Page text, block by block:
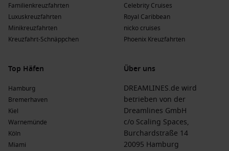
Familienkreuzfahrten
Luxuskreuzfahrten
Minikreuzfahrten
Kreuzfahrt-Schnäppchen
Celebrity Cruises
Royal Caribbean
nicko cruises
Phoenix Kreuzfahrten
Top Häfen
Hamburg
Bremerhaven
Kiel
Warnemünde
Köln
Miami
Über uns
DREAMLINES.de wird
betrieben von der
Dreamlines GmbH
c/o Scaling Spaces,
Burchardstraße 14
20095 Hamburg